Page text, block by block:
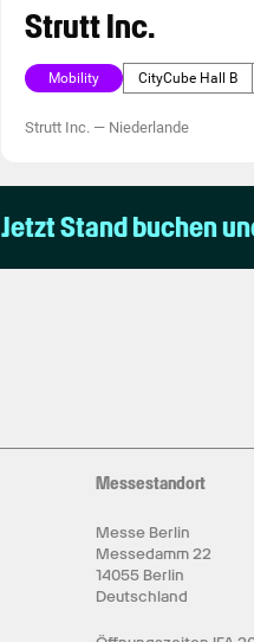
Strutt Inc.
Mobility CityCube Hall B
Strutt Inc. — Niederlande
Jetzt Stand buchen
Messestandort
Messe Berlin
Messedamm 22
14055 Berlin
Deutschland